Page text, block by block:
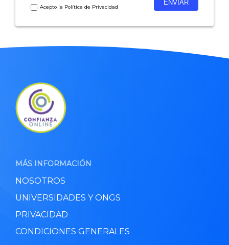
Acepto la Política de Privacidad
MÁS INFORMACIÓN
NOSOTROS
UNIVERSIDADES Y ONGS
PRIVACIDAD
CONDICIONES GENERALES